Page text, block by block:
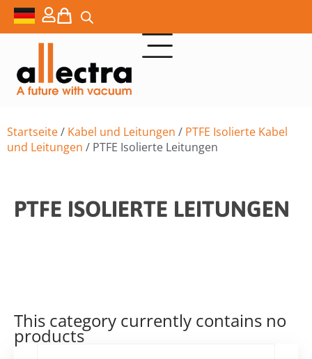
Startseite/ Kabel und Leitungen / PTFE Isolierte Kabel
und Leitungen / PTFE Isolierte Leitungen
PTFE ISOLIERTE LEITUNGEN
This category currently contains no
products